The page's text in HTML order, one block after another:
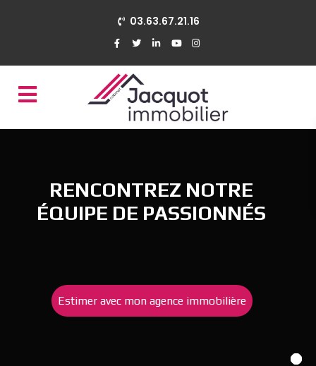
03.63.67.21.16
Estimer avec mon agence immobilière
RENCONTREZ NOTRE
ÉQUIPE DE PASSIONNÉS